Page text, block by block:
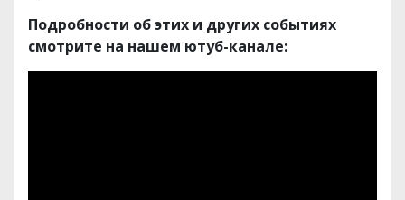
Подробности об этих и других событиях
смотрите на нашем ютуб-канале: